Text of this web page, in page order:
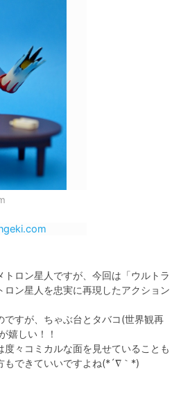
ロン星人ですが、今回は「ウルトラ
ロン星人を忠実に再現したアクション
ですが、ちゃぶ台とタバコ(世界観再
嬉しい！！
々コミカルな面を見せていることも
もできていいですよね(*´∇｀*)